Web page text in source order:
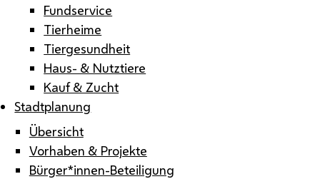
Fundservice
Tierheime
Tiergesundheit
Haus- & Nutztiere
Kauf & Zucht
Stadtplanung
Übersicht
Vorhaben & Projekte
Bürger*innen-Beteiligung